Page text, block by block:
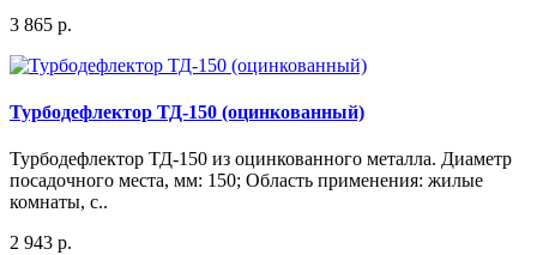
3 865 р.
Турбодефлектор ТД-150 (оцинкованный)
Турбодефлектор ТД-150 из оцинкованного металла. Диаметр
посадочного места, мм: 150; Область применения: жилые
комнаты, с..
2 943 р.